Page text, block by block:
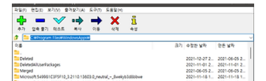
11 운영 체제는 KB5009566 패치로 설치가 이루어지며, 해당 패치
가 이루어진 환경에서 L2TP/IPsec VPN을 통해 로그인을 시도할
경우 다음과 같은 연결 실패가 발생합니다. L2TP/IPsec VPN 연결
방식으로 로그인을 시도할 경우 "보안 계층에서 원격 컴퓨터와 초기
협상 동안 처리 오류를 발견했기 때문에 L2TP 연결 시도에 실패했